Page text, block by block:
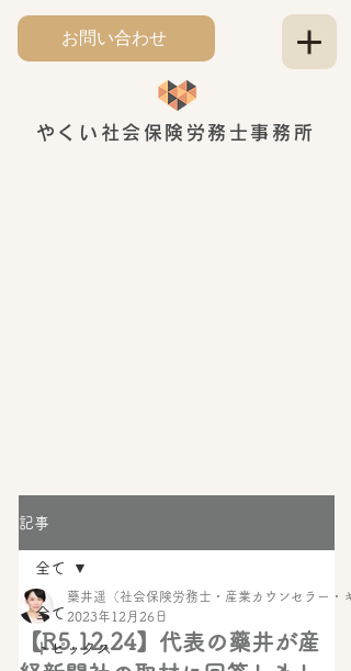
やくい社会保険労務士事務所
お問い合わせ
記事
全て
トピックス
全て
【R5.12.24】代表の藥井が産
藥井遥（社会保険労務士・産業カウンセラー・
2023年12月26日